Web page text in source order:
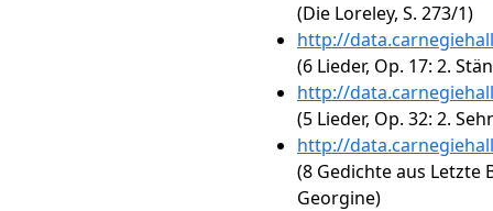
(Die Loreley, S. 273/1)
http://
(6 Lieder, Op. 17: 2.
http://
(5 Lieder, Op. 32: 2.
http://
(8 Gedichte aus Letzte
Georgine)